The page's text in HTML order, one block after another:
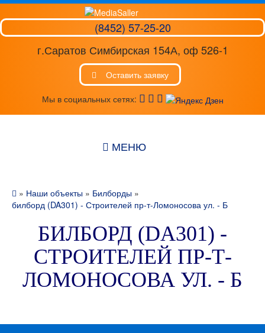
(8452) 57-25-20
г.Саратов Симбирская 154А, оф 526-1
Оставить заявку
Мы в социальных сетях:
МЕНЮ
» Наши объекты » Билборды »
билборд (DA301) - Строителей пр-т-Ломоносова ул. - Б
БИЛБОРД (DA301) -
СТРОИТЕЛЕЙ ПР-Т-
ЛОМОНОСОВА УЛ. - Б